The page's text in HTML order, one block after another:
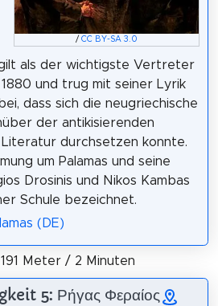
/CC BY-SA 3.0
als der wichtigste Vertreter
und trug mit seiner Lyrik
dass sich die neugriechische
der antikisierenden
durchsetzen konnte.
um Palamas und seine
Drosinis und Nikos Kambas
Schule bezeichnet.
(DE)
191 Meter / 2 Minuten
5: Ρήγας Φεραίος